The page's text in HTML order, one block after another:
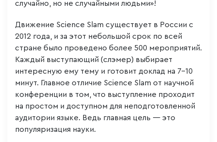
случайно, но не случайными людьми»!
Движение Science Slam существует в России с
2012 года, и за этот небольшой срок по всей
стране было проведено более 500 мероприятий.
Каждый выступающий (слэмер) выбирает
интересную ему тему и готовит доклад на 7-10
минут. Главное отличие Science Slam от научной
конференции в том, что выступление проходит
на простом и доступном для неподготовленной
аудитории языке. Ведь главная цель — это
популяризация науки.